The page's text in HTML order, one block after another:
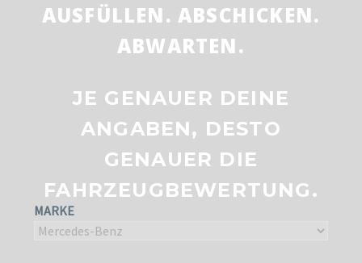
AUSFÜLLEN. ABSCHICKEN.
ABWARTEN.
JE GENAUER DEINE
ANGABEN, DESTO
GENAUER DIE
FAHRZEUGBEWERTUNG.
MARKE